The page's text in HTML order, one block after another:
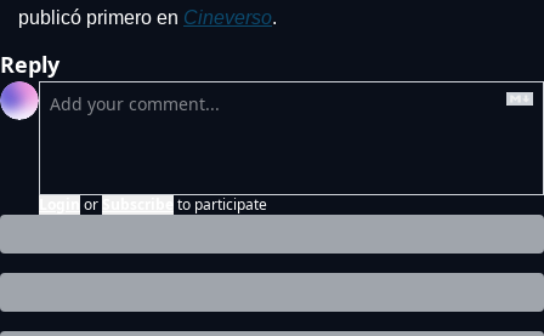
publicó primero en Cineverso.
Reply
or to participate